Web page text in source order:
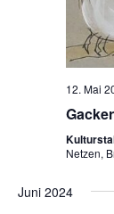
12. Mai
Netzen,
Juni 2024